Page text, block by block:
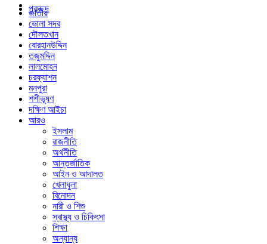
প্রচ্ছদ
জাতীয়
ভোলা সদর
দৌলতখান
বোরহানউদ্দিন
তজুমদ্দিন
লালমোহন
চরফ্যাশন
মনপুরা
শশীভূষণ
দক্ষিণ আইচা
আরও
ইসলাম
রাজনীতি
অর্থনীতি
আন্তর্জাতিক
আইন ও আদালত
খেলাধুলা
বিনোদন
নারী ও শিশু
স্বাস্থ্য ও চিকিৎসা
শিক্ষা
অন্যান্য